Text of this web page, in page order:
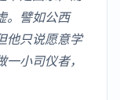
。譬如公西
他只说愿意学
小司仪者，